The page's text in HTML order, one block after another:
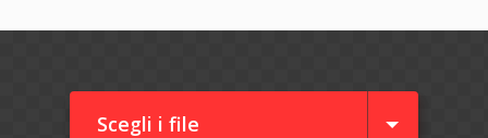
Scegli i file